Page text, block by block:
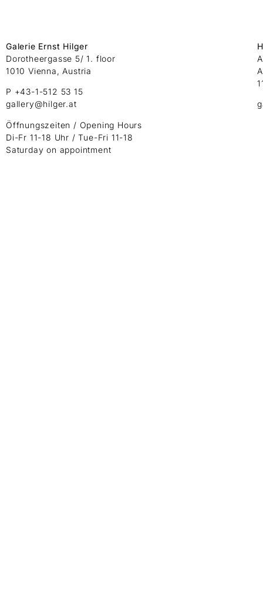
Galerie Ernst Hilger
Dorotheergasse 5/ 1. floor
1010 Vienna, Austria
P +43-1-512 53 15
gallery@hilger.at
Öffnungszeiten / Opening Hours
Di-Fr 11-18 Uhr / Tue-Fri 11-18
Saturday on appointment